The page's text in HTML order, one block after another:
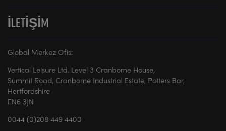
İLETIŞIM
Global Merkez Ofis:
Vertical Leisure Ltd. Level 3 Cranborne House,
Summit Road, Cranborne Industrial Estate, Potters Bar,
Hertfordshire
EN6 3JN
0044 (0)208 449 4400